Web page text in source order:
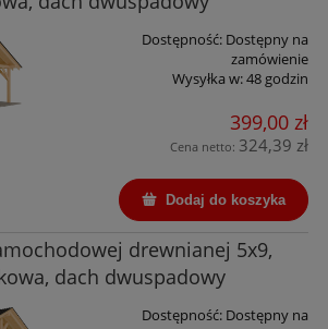
Dostępność: Dostępny na
zamówienie
Wysyłka w:48 godzin
399,00 zł
Cena netto: 324,39 zł
Dodaj do koszyka
drewnianej 5x9,
dach dwuspadowy
Dostępność: Dostępny na